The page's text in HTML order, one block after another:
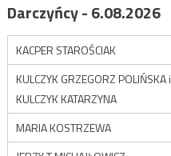
Darczyńcy - 6.08.2026
KACPER STAROŚCIAK
KULCZYK GRZEGORZ POLIŃSKA i
KULCZYK KATARZYNA
MARIA KOSTRZEWA